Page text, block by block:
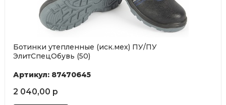
Ботинки утепленные (иск.мех) ПУ/ПУ
ЭлитСпецОбувь (50)
Артикул: 87470645
2 040,00 р